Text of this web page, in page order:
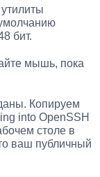
бит.
мышь, пока
Копируем
into OpenSSH
столе в
ваш публичный